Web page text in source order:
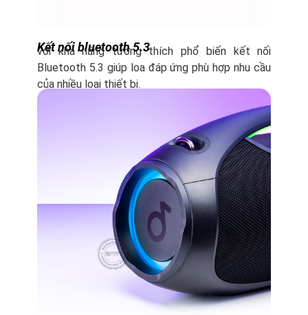
Kết nối bluetooth 5.3
với khả năng tương thích phổ biến kết nối
Bluetooth 5.3 giúp loa đáp ứng phù hợp nhu cầu
của nhiều loại thiết bị.